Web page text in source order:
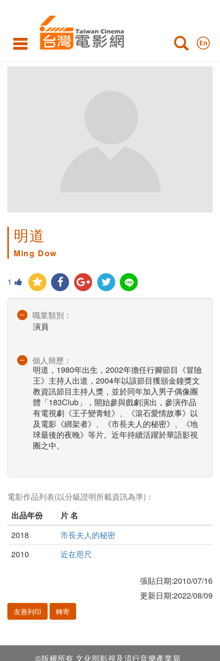
明道
Ming Dow
1
職業類別：
演員
個人簡歷：
明道，1980年出生，2002年擔任行腳節目《冒險
王》主持人出道，2004年以該節目獲頒金鐘獎文
教資訊節目主持人獎，並於同年加入男子偶像團
體「183Club」，開始參與戲劇演出，參演作品
有電視劇《王子變青蛙》、《滾石愛情故事》以
及電影《綁架者》、《市長夫人的秘密》、《地
球最後的夜晚》等片。近年持續活躍於華語影視
圈之中。
電影作品列表(以分級證明所載資訊為準)：
出品年份
片 名
2018
市長夫人的秘密
2010
近在咫尺
張貼日期:2010/07/16
更新日期:2022/08/09
友善列印 轉寄
©版權所有 文化部影視及流行音樂產業局